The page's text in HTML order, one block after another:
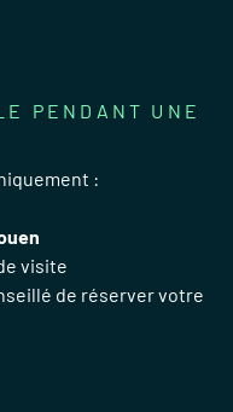
PENDANT UNE
:
visite
de réserver votre